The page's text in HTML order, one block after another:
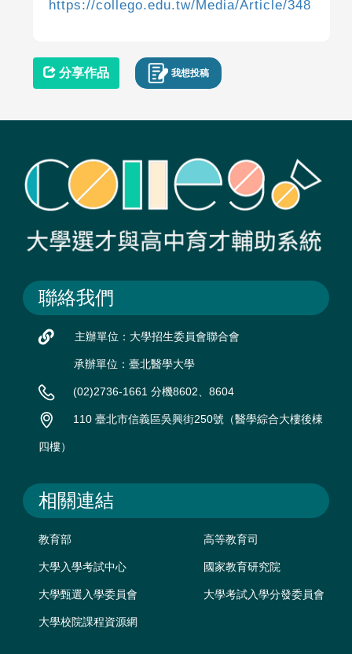
https://collego.edu.tw/Media/Article/348
分享作品 我想投稿
聯絡我們
主辦單位：大學招生委員會聯合會
承辦單位：臺北醫學大學
(02)2736-1661 分機8602、8604
110 臺北市信義區吳興街250號（醫學綜合大樓後棟
四樓）
相關連結
教育部 高等教育司
大學入學考試中心 國家教育研究院
大學甄選入學委員會 大學考試入學分發委員會
大學校院課程資源網